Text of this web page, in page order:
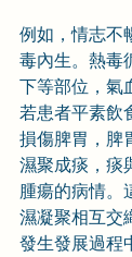
例如，情志不
毒內生。熱毒
下等部位，氣
若患者平素飲
損傷脾胃，脾
濕聚成痰，痰
腫瘍的病情。
濕凝聚相互交
發生發展過程